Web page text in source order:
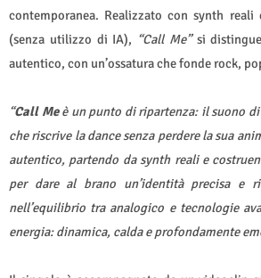
contemporanea. Realizzato con synth reali
(senza utilizzo di IA), “Call Me”si
autentico, con un’ossatura che fonde rock,
“Call Meè un punto di ripartenza: il suono di
che riscrive la dance senza perdere la sua
autentico, partendo da synth reali e
per dare al brano un’identità precisa e
nell’equilibrio tra analogico e tecnologie
energia: dinamica, calda e profondamente